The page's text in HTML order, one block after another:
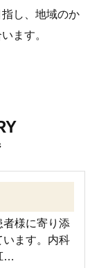
し、地域のか
ます。
様に寄り添
います。内科
…